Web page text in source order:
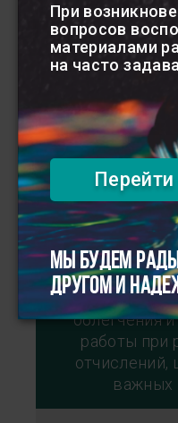
облегчения
работы при
отчислений,
важных
При
вопросов
материалами
на часто
Перейти
МЫ БУДЕМ
ДРУГОМ И